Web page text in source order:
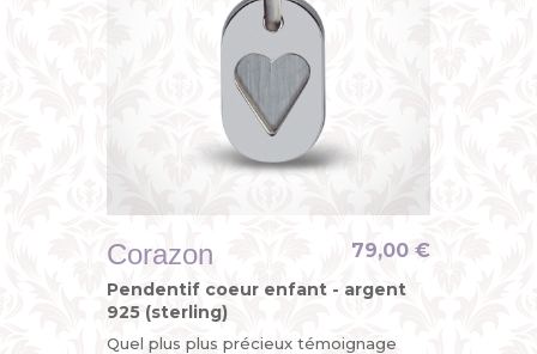
Corazon
Pendentif coeur enfant - argent
925 (sterling)
Quel plus plus précieux témoignage
79,00 €